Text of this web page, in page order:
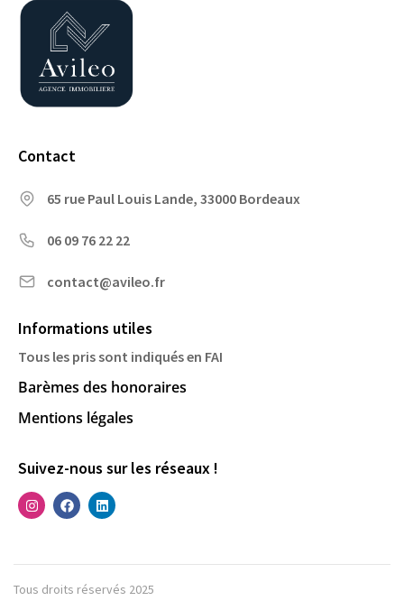
Contact
65 rue Paul Louis Lande, 33000 Bordeaux
06 09 76 22 22
contact@avileo.fr
Informations utiles
Tous les pris sont indiqués en FAI
Barèmes des honoraires
Mentions légales
Suivez-nous sur les réseaux !
Tous droits réservés 2025